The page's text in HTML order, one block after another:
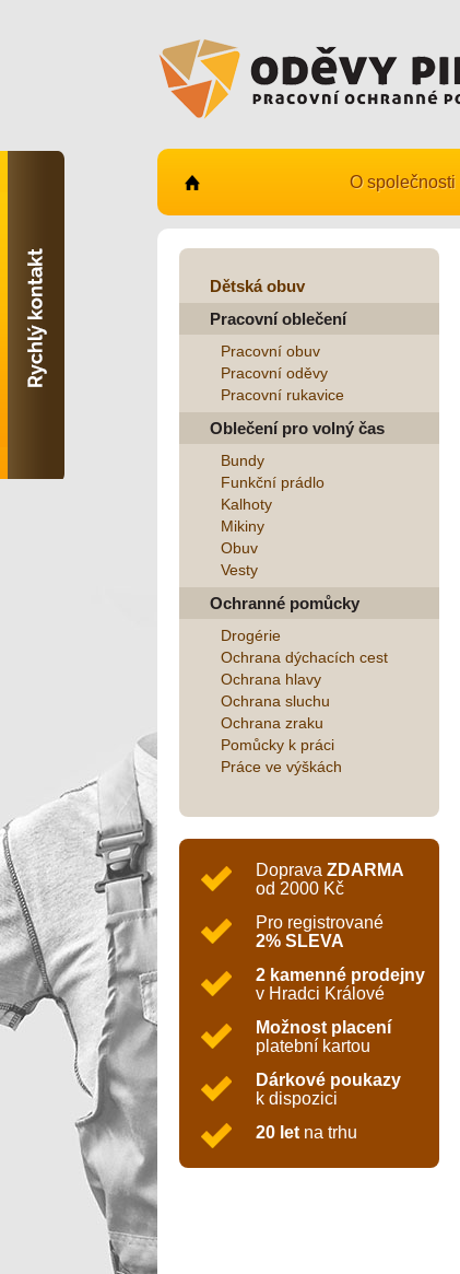
O společnosti
Dětská obuv
Pracovní oblečení
Pracovní obuv
Pracovní oděvy
Pracovní rukavice
Oblečení pro volný čas
Bundy
Funkční prádlo
Kalhoty
Mikiny
Obuv
Vesty
Ochranné pomůcky
Drogérie
Ochrana dýchacích cest
Ochrana hlavy
Ochrana sluchu
Ochrana zraku
Pomůcky k práci
Práce ve výškách
Doprava ZDARMA
od 2000 Kč
Pro registrované
2% SLEVA
2 kamenné prodejny
v Hradci Králové
Možnost placení
platební kartou
Dárkové poukazy
k dispozici
20 let na trhu
Kontaktujte nás
info@odevy-pilar.cz